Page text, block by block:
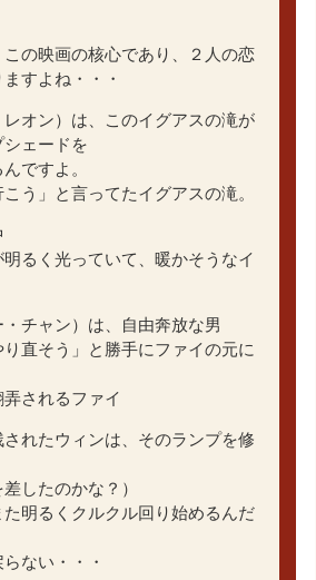
の映画の核心であり、２人の恋
すよね・・・
オン）は、このイグアスの滝が
ェードを
ですよ。
こう」と言ってたイグアスの滝。
るく光っていて、暖かそうなイ
チャン）は、自由奔放な男
直そう」と勝手にファイの元に
されるファイ
れたウィンは、そのランプを修
したのかな？）
明るくクルクル回り始めるんだ
ない・・・